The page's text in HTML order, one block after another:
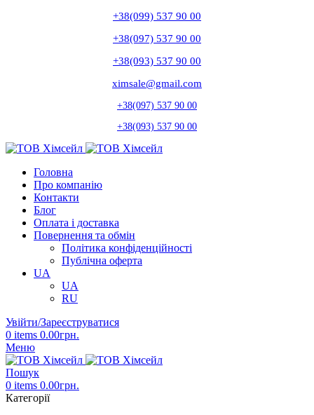
+38(099) 537 90 00
+38(097) 537 90 00
+38(093) 537 90 00
ximsale@gmail.com
+38(097) 537 90 00
+38(093) 537 90 00
Головна
Про компанію
Контакти
Блог
Оплата і доставка
Повернення та обмін
Політика конфіденційності
Публічна оферта
UA
UA
RU
Увійти/Зареєструватися
0 items 0.00грн.
Меню
Пошук
0 items 0.00грн.
Категорії